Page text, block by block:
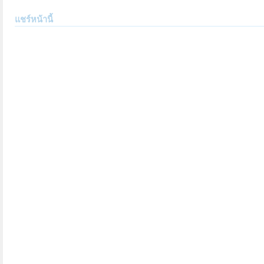
แชร์หน้านี้